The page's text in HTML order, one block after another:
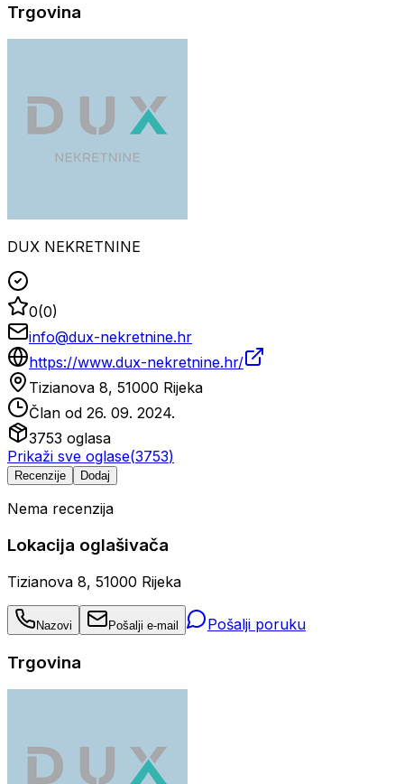
Trgovina
DUX NEKRETNINE
0(0)
info@dux-nekretnine.hr
https://www.dux-nekretnine.hr/
Tizianova 8, 51000 Rijeka
Član od 26. 09. 2024.
3753 oglasa
Prikaži sve oglase(3753)
Recenzije Dodaj
Nema recenzija
Lokacija oglašivača
Tizianova 8, 51000 Rijeka
Nazovi Pošalji e-mail Pošalji poruku
Trgovina